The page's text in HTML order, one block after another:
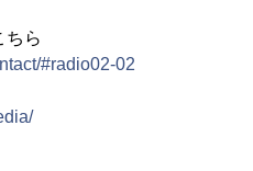
ちら
#radio02-02